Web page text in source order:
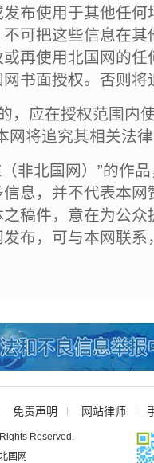
布使用于其他任
可把这些信息在
再使用北国网的
书面授权。否则将
，应在授权范围内
网将追究其相关法
非北国网）”的作
息，并不代表本
稿件，意在为公
布，可与本网联
免责声明 网站律师
Reserved.
国网